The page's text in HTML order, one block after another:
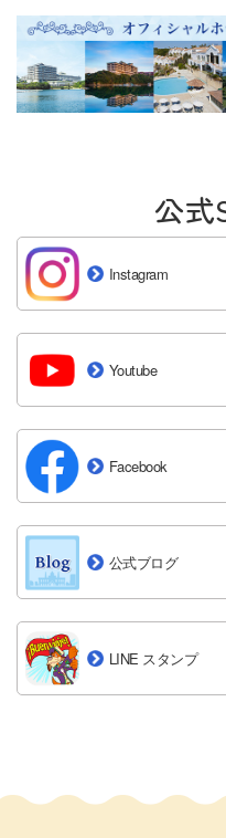
2026年06月02日
新アトラクション登場記念
2026年05月12日
ホテルでのフラメンコショ
2026年03月17日
キャラクターバースデー特
2026年02月13日
ショーやパレードをお楽し
公式
Instagram
Youtube
Facebook
公式ブログ
LINE スタンプ